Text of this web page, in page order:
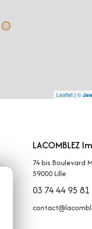
Leaflet | ©
LACOMBLEZ
74 bis Boulevard
59000Lille
03 74 44 95 81